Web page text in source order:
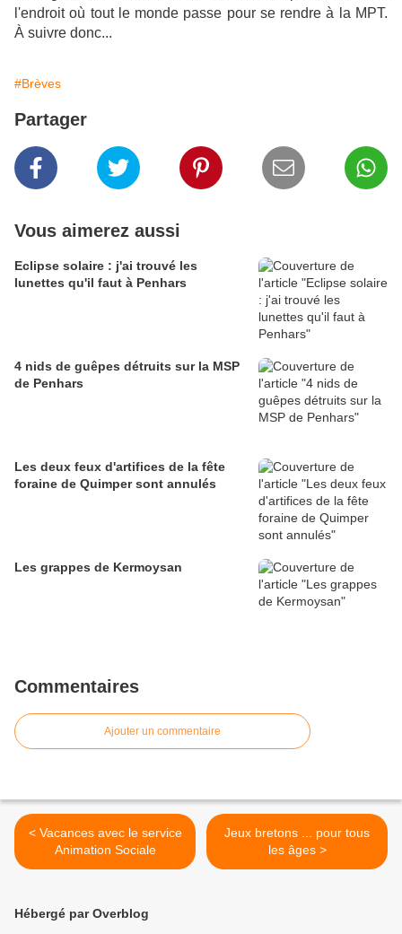
l'endroit où tout le monde passe pour se rendre à la MPT.
À suivre donc...
#Brèves
Partager
Vous aimerez aussi
Eclipse solaire : j'ai trouvé les
lunettes qu'il faut à Penhars
4 nids de guêpes détruits sur la MSP
de Penhars
Les deux feux d'artifices de la fête
foraine de Quimper sont annulés
Les grappes de Kermoysan
Commentaires
Ajouter un commentaire
< Vacances avec le service
Animation Sociale
Jeux bretons ... pour tous
les âges >
Hébergé par Overblog